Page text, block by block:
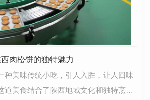
肉松饼的独特魅力
种美味传统小吃，引人入胜，让人回味
美食结合了陕西地域文化和独特烹饪